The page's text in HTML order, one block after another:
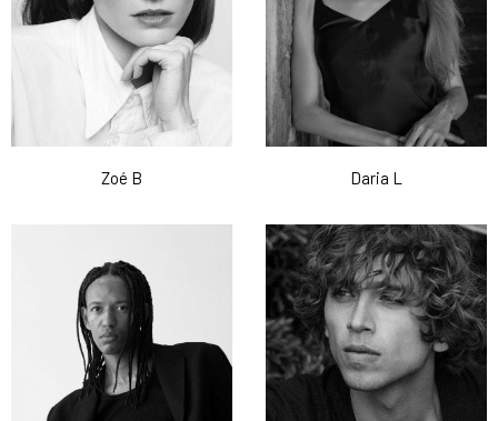
Zoé B Daria L